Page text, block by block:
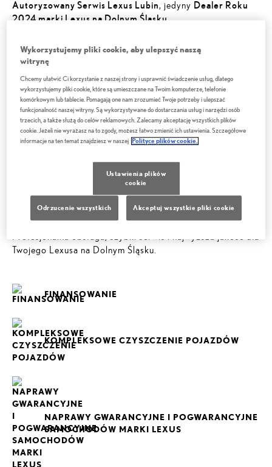
Autoryzowany Serwis Lexus Lubin, jedyny Dealer Roku
2024 marki Lexus na Dolnym Śląsku
technologii z pasją i doświadczeniem ekspertów.
Zapewniamy kompleksową obsługę, szybkie terminy i pełne
mechaniczne i serwis gwarancyjny.
WybierającLexus Lubin, masz pewność, że TwójLexus
trafia w najlepsze ręce.
Zadbaj o swoje auto w miejscu, gdzie doskonałość jest
standardem, aTwoja satysfakcja – priorytetem
USŁUGI
Autoryzowany Serwis Lexus Lubin – Dealer Roku 2024.
Profesjonalna obsługa, szybki serwis i najwyższa jakość dla
Twojego Lexusa na Dolnym Śląsku.
FINANSOWANIE
KOMPLEKSOWE CZYSZCZENIE POJAZDÓW
NAPRAWY GWARANCYJNE I POGWARANCYJNE
SAMOCHODÓW MARKI LEXUS
Wykorzystujemy pliki cookie, aby ulepszyć naszą
witrynę
Chcemy ułatwić Ci korzystanie z naszej strony i usprawnić świadczenie usług, dlatego
wykorzystujemy pliki cookie, które są umieszczane na Twoim komputerze, telefonie
komórkowym lub tablecie. Pomagają one nam zrozumieć Twoje potrzeby i ulepszać
funkcjonalność naszej witryny. Są wykorzystywane do dostarczania usług i narzędzi osób
trzecich, a także służą do celów reklamowych. Zalecamy akceptację wszystkich plików
cookie. Jeżeli nie wyrażasz na to zgody, możesz łatwo zmienić ich ustawienia. Szczegółowe
informacje na ten temat znajdziesz w naszej
Polityce plików cookie.
Ustawienia plików
cookie
Odrzucenie wszystkich Akceptuj wszystkie pliki cookie